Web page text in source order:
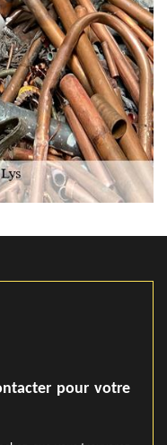
pour votre